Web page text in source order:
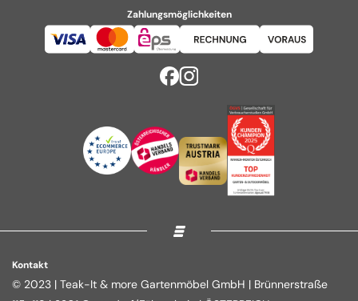
Zahlungsmöglichkeiten
Kontakt
© 2023 | Teak-It & more Gartenmöbel GmbH | Brünnerstraße